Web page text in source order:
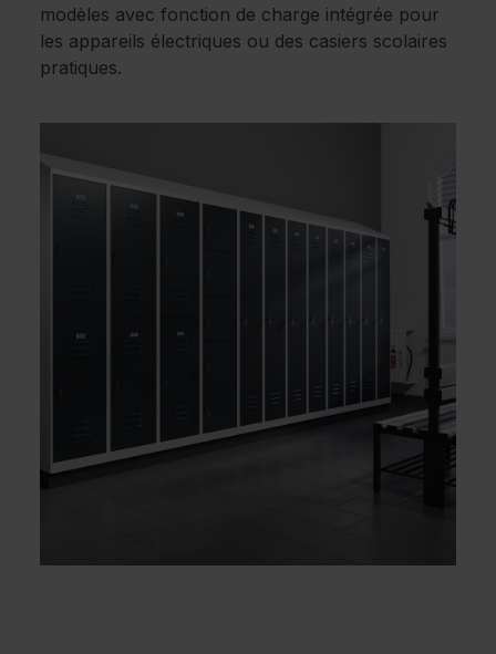
modèles avec fonction de charge intégrée pour
les appareils électriques ou des casiers scolaires
pratiques.